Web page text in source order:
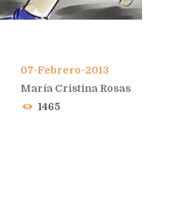
07-Febrero-2013
María Cristina Rosas
1465